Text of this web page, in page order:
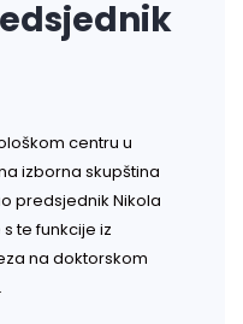
centru u
izborna skupština
predsjednik Nikola
te funkcije iz
na doktorskom